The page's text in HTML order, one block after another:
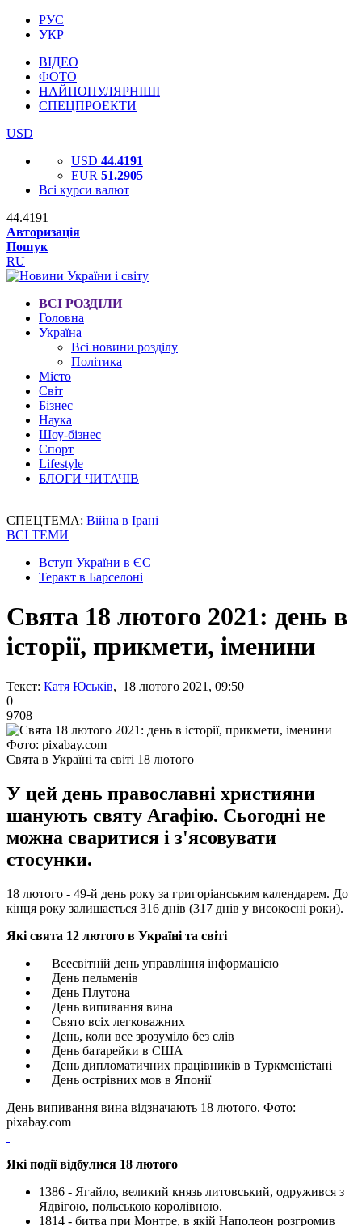
РУС
УКР
ВІДЕО
ФОТО
НАЙПОПУЛЯРНІШІ
СПЕЦПРОЕКТИ
USD
USD 44.4191
EUR 51.2905
Всі курси валют
44.4191
Авторизація
Пошук
RU
ВСІ РОЗДІЛИ
Головна
Україна
Всі новини розділу
Політика
Місто
Світ
Бізнес
Наука
Шоу-бізнес
Спорт
Lifestyle
БЛОГИ ЧИТАЧІВ
СПЕЦТЕМА: Війна в Ірані
ВСІ ТЕМИ
Вступ України в ЄС
Теракт в Барселоні
Свята 18 лютого 2021: день в
історії, прикмети, іменини
Текст: Катя Юськів, 18 лютого 2021, 09:50
0
9708
Фото: pixabay.com
Свята в Україні та світі 18 лютого
У цей день православні християни
шанують святу Агафію. Сьогодні не
можна сваритися і з'ясовувати
стосунки.
18 лютого - 49-й день року за григоріанським календарем. До
кінця року залишається 316 днів (317 днів у високосні роки).
Які свята 12 лютого в Україні та світі
Всесвітній день управління інформацією
День пельменів
День Плутона
День випивання вина
Свято всіх легковажних
День, коли все зрозуміло без слів
День батарейки в США
День дипломатичних працівників в Туркменістані
День острівних мов в Японії
День випивання вина відзначають 18 лютого. Фото:
pixabay.com
Які події відбулися 18 лютого
1386 - Ягайло, великий князь литовський, одружився з
Ядвігою, польською королівною.
1814 - битва при Монтре, в якій Наполеон розгромив